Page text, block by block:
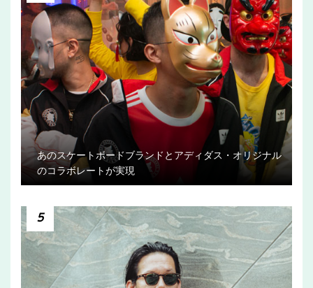
あのスケートボードブランドとアディダス・オリジナル
のコラボレートが実現
5